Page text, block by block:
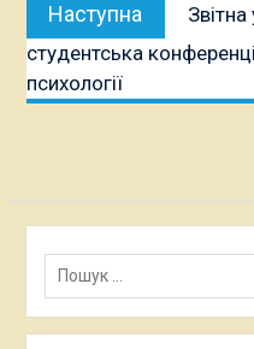
Наступна
Звітна
студентська
психології
Пошук: